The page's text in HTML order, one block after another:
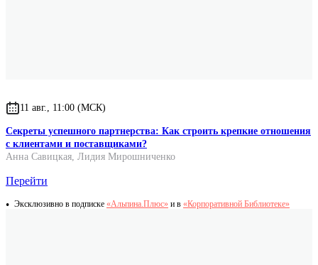
11 авг., 11:00 (МСК)
Секреты успешного партнерства: Как строить крепкие отношения
с клиентами и поставщиками?
Анна Савицкая, Лидия Мирошниченко
Перейти
Эксклюзивно в подписке «Альпина.Плюс» и в «Корпоративной Библиотеке»